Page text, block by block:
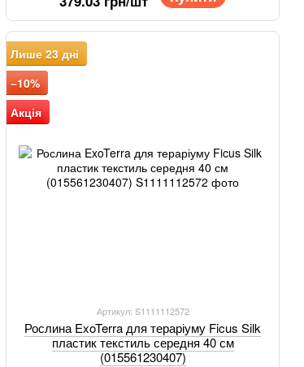
Лише 23 дні
−10%
Акція
Артикул: S1111112572
Рослина ExoTerra для тераріуму Ficus Silk
пластик текстиль середня 40 см
(015561230407)